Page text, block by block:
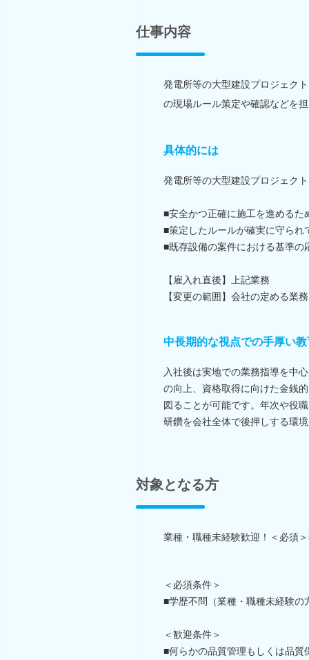
仕事内容
発電所等の大型建設プロジェク
の現場ルール策定や確認などを
具体的には
発電所等の大型建設プロジェク
■安全かつ正確に施工を進めるた
■策定したルールが確実に守られ
■既存設備の案件における基準
【雇入れ直後】上記業務
【変更の範囲】会社の定める業務
中長期的な視点での手厚い
入社後は実地での業務指導を中
の向上、資格取得に向けた金銭
図ることが可能です。年次や役
研鑽を会社全体で後押しする環
対象となる方
業種・職種未経験歓迎！＜必須
＜必須条件＞
■学歴不問（業種・職種未経験の
＜歓迎条件＞
■何らかの品質管理もしくは品